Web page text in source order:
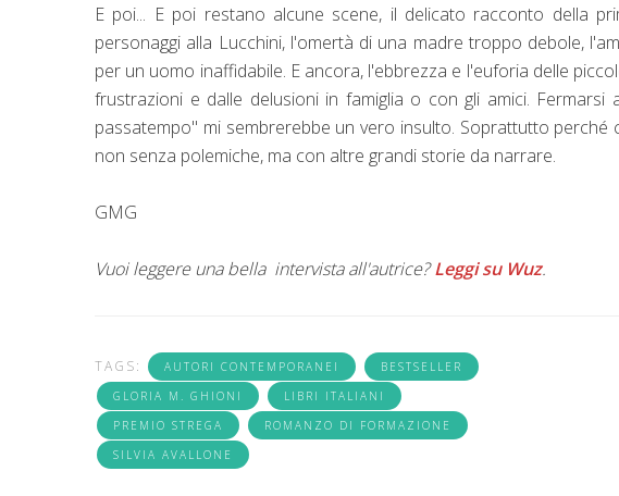
E poi... E poi restano alcune scene, il delicato racconto della
personaggi alla Lucchini, l'omertà di una madre troppo debole,
per un uomo inaffidabile. E ancora, l'ebbrezza e l'euforia delle
frustrazioni e dalle delusioni in famiglia o con gli amici.
passatempo" mi sembrerebbe un vero insulto. Soprattutto
non senza polemiche, ma con altre grandi storie da narrare.
GMG
Vuoi leggere una bella intervista all'autrice?Leggi su Wuz.
TAGS: AUTORI CONTEMPORANEI
BESTSELLER
GLORIA M. GHIONI
LIBRI ITALIANI
PREMIO STREGA
ROMANZO DI FORMAZIONE
SILVIA AVALLONE